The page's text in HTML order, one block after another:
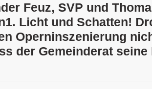
Feuz, SVP und
Licht und Schatten!
Operninszenierung
der Gemeinderat seine